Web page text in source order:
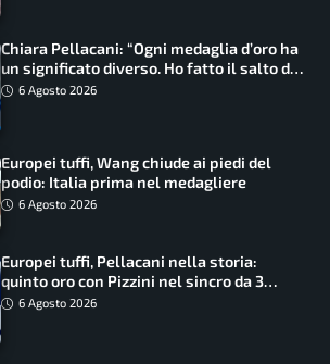
Chiara Pellacani: “Ogni medaglia d’oro ha
un significato diverso. Ho fatto il salto di
qualità”
6 Agosto 2026
Europei tuffi, Wang chiude ai piedi del
podio: Italia prima nel medagliere
6 Agosto 2026
Europei tuffi, Pellacani nella storia:
quinto oro con Pizzini nel sincro da 3
metri
6 Agosto 2026